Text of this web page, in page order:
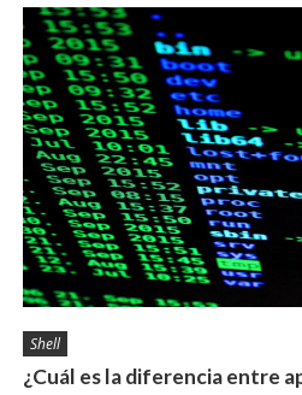
Shell
¿Cuál es la diferencia entre